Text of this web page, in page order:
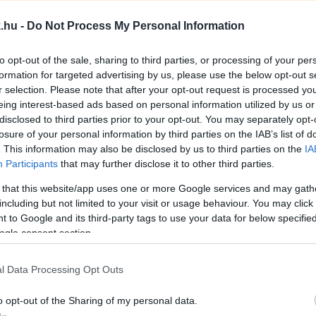
- Do Not Process My Personal Information
opt-out of the sale, sharing to third parties, or processing of your
for targeted advertising by us, please use the below opt-out
selection. Please note that after your opt-out request is processed
interest-based ads based on personal information utilized by us
to third parties prior to your opt-out. You may separately
of your personal information by third parties on the IAB’s list of
This information may also be disclosed by us to third parties on the
Participants that may further disclose it to other third parties.
that this website/app uses one or more Google services and may
but not limited to your visit or usage behaviour. You may
to Google and its third-party tags to use your data for below
consent section.
Data Processing Opt Outs
opt-out of the Sharing of my personal data.
FORINTOS MERCEDEST EGY DIÁK
„próbakörre” a kocsit.
HIVATALOSAN IS VILÁGBAJNOK
a hivatalos végeredmény.
VÉGEREDMÉNYÉT A MERCEDES
es Mercedes a szezonzáró Abu-Dzabi Nagydíj
Hamiltont megelőzve Max Verstappen, a Red Bull